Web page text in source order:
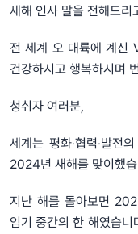
새해 인사 말을 전해드리
전 세계 오 대륙에 계신
건강하시고 행복하시며
청취자 여러분,
세계는 평화‧협력‧발전
2024년 새해를 맞이했
지난 해를 돌아보면
임기 중간의 한 해였습